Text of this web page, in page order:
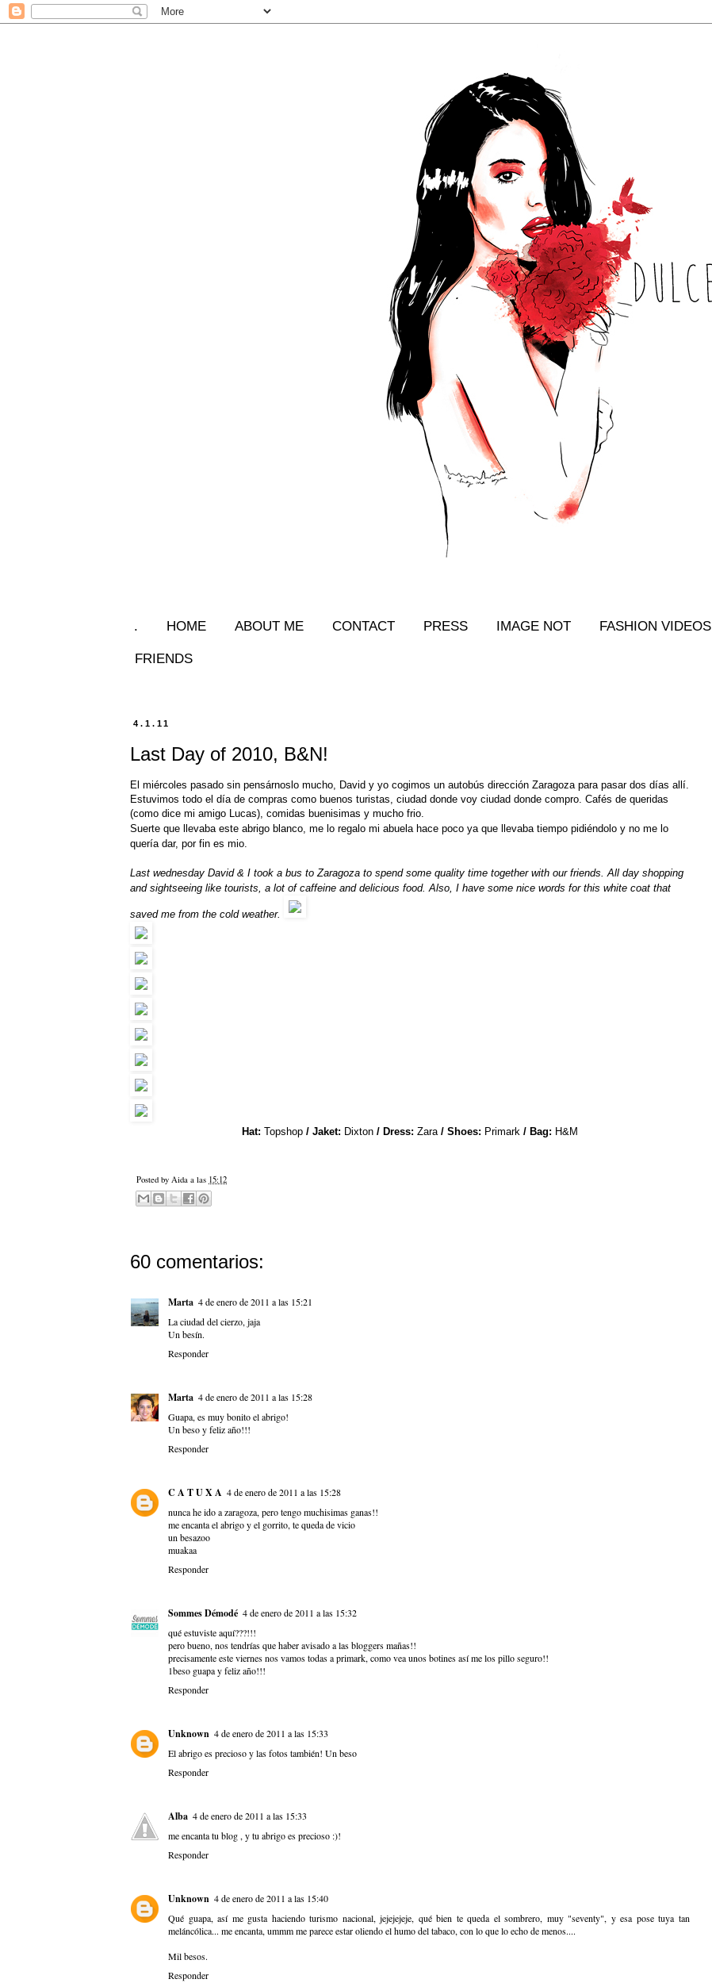
. HOME ABOUT ME CONTACT PRESS IMAGE NOT FASHION VIDEOS
FRIENDS
4.1.11
Last Day of 2010, B&N!
El miércoles pasado sin pensárnoslo mucho, David y yo cogimos un autobús dirección Zaragoza para pasar dos días allí.
Estuvimos todo el día de compras como buenos turistas, ciudad donde voy ciudad donde compro. Cafés de queridas
(como dice mi amigo Lucas), comidas buenisimas y mucho frio.
Suerte que llevaba este abrigo blanco, me lo regalo mi abuela hace poco ya que llevaba tiempo pidiéndolo y no me lo
quería dar, por fin es mio.
Last wednesday David & I took a bus to Zaragoza to spend some quality time together with our friends. All day shopping
and sightseeing like tourists, a lot of caffeine and delicious food. Also, I have some nice words for this white coat that
saved me from the cold weather.
Hat: Topshop / Jaket: Dixton / Dress: Zara / Shoes: Primark / Bag: H&M
Posted by Aida a las 15:12
60 comentarios:
Marta 4 de enero de 2011 a las 15:21
La ciudad del cierzo, jaja
Un besín.
Responder
Marta 4 de enero de 2011 a las 15:28
Guapa, es muy bonito el abrigo!
Un beso y feliz año!!!
Responder
C A T U X A 4 de enero de 2011 a las 15:28
nunca he ido a zaragoza, pero tengo muchisimas ganas!!
me encanta el abrigo y el gorrito, te queda de vicio
un besazoo
muakaa
Responder
Sommes Démodé 4 de enero de 2011 a las 15:32
qué estuviste aquí???!!!
pero bueno, nos tendrías que haber avisado a las bloggers mañas!!
precisamente este viernes nos vamos todas a primark, como vea unos botines así me los pillo seguro!!
1beso guapa y feliz año!!!
Responder
Unknown 4 de enero de 2011 a las 15:33
El abrigo es precioso y las fotos también! Un beso
Responder
Alba 4 de enero de 2011 a las 15:33
me encanta tu blog , y tu abrigo es precioso :)!
Responder
Unknown 4 de enero de 2011 a las 15:40
Qué guapa, así me gusta haciendo turismo nacional, jejejejeje, qué bien te queda el sombrero, muy "seventy", y esa pose tuya tan
meláncólica... me encanta, ummm me parece estar oliendo el humo del tabaco, con lo que lo echo de menos....
Mil besos.
Responder